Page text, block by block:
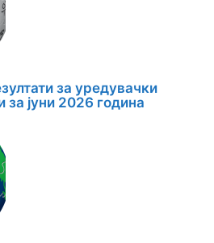
за уредувачки
за јуни 2026 година